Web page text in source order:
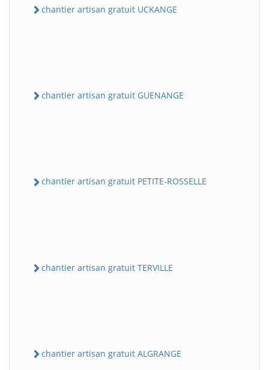
chantier artisan gratuit UCKANGE
chantier artisan gratuit GUENANGE
chantier artisan gratuit PETITE-ROSSELLE
chantier artisan gratuit TERVILLE
chantier artisan gratuit ALGRANGE